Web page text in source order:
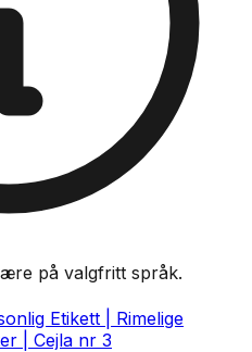
på valgfritt språk.
Etikett | Rimelige
| Cejla nr 3